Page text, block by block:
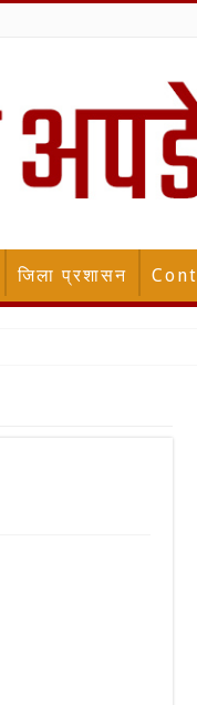
जिला प्रशासन